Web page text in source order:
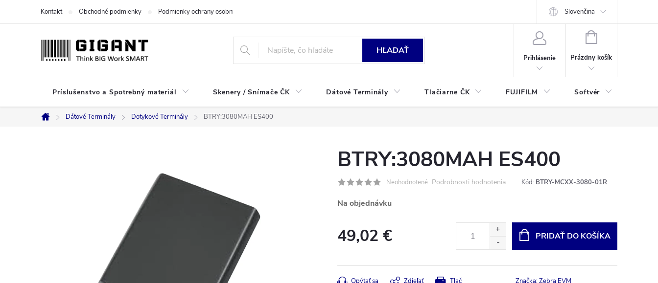
Kontakt Obchodné podmienky Podmienky ochrany osobných údajov Slovenčina
HĽADAŤ
Prihlásenie
NÁKUPNÝ
Prázdny košík
Príslušenstvo a Spotrebný materiál Skenery / Snímače ČK Dátové Terminály Tlačiarne ČK FUJIFILM Softvér
Domov
Dátové Terminály Dotykové Terminály BTRY:3080MAH ES400
BTRY:3080MAH ES400
Neohodnotené Podrobnosti hodnotenia Kód: BTRY-MCXX-3080-01R
Na objednávku
49,02 € PRIDAŤ DO KOŠÍKA
Tlač
Opýtať sa Zdieľať Značka:Zebra EVM